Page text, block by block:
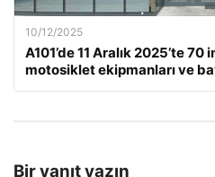
10/12/2025
A101’de 11 Aralık 2025’te 70
motosiklet ekipmanları ve
Bir yanıt yazın